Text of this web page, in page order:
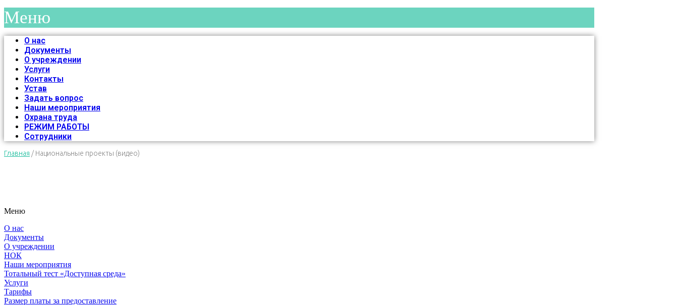
Меню
О нас
Документы
О учреждении
Услуги
Контакты
Устав
Задать вопрос
Наши мероприятия
Охрана труда
РЕЖИМ РАБОТЫ
Сотрудники
Главная / Национальные проекты (видео)
Меню
О нас
Документы
О учреждении
НОК
Наши мероприятия
Тотальный тест «Доступная среда»
Услуги
Тарифы
Размер платы за предоставление